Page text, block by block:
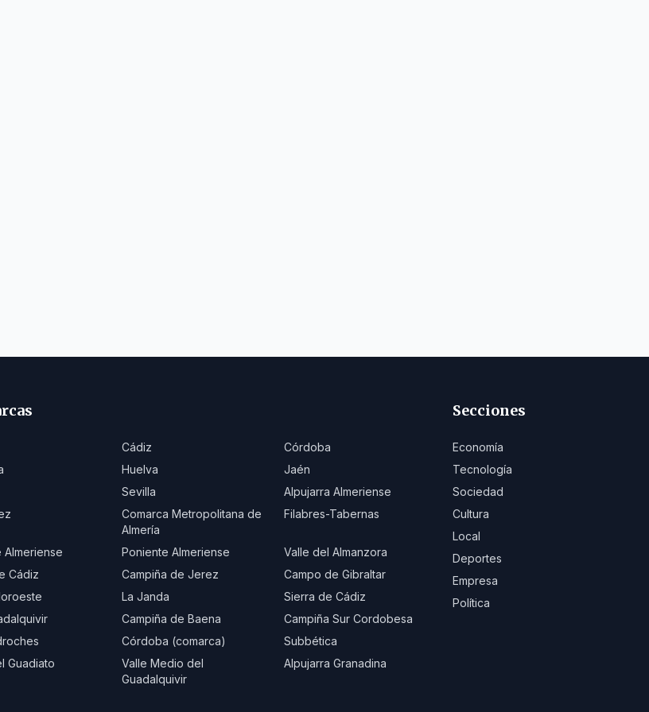
Cádiz
Córdoba
Huelva
Jaén
Sevilla
Alpujarra Almeriense
Comarca Metropolitana de
Almería
Filabres-Tabernas
Almeriense Poniente Almeriense
Valle del Almanzora
Cádiz
Campiña de Jerez
Campo de Gibraltar
La Janda
Sierra de Cádiz
Campiña de Baena
Campiña Sur Cordobesa
Córdoba (comarca)
Subbética
Guadiato
Valle Medio del
Guadalquivir
Alpujarra Granadina
Secciones
Economía
Tecnología
Sociedad
Cultura
Local
Deportes
Empresa
Política